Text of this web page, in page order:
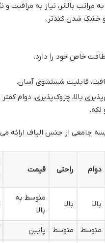
مراتب بالاتر، نیاز به مراقبت
خشک شدن کندتر.
خاص خود را دارد.
قابلیت شستشوی آسان.
بالا، چروک‌پذیری، دوام
لکه.
جامعی از جنس الیاف ارائه
دوام راحتی قیمت
بالا بالا
متوسط به
بالا
متوسط متوسط پایین